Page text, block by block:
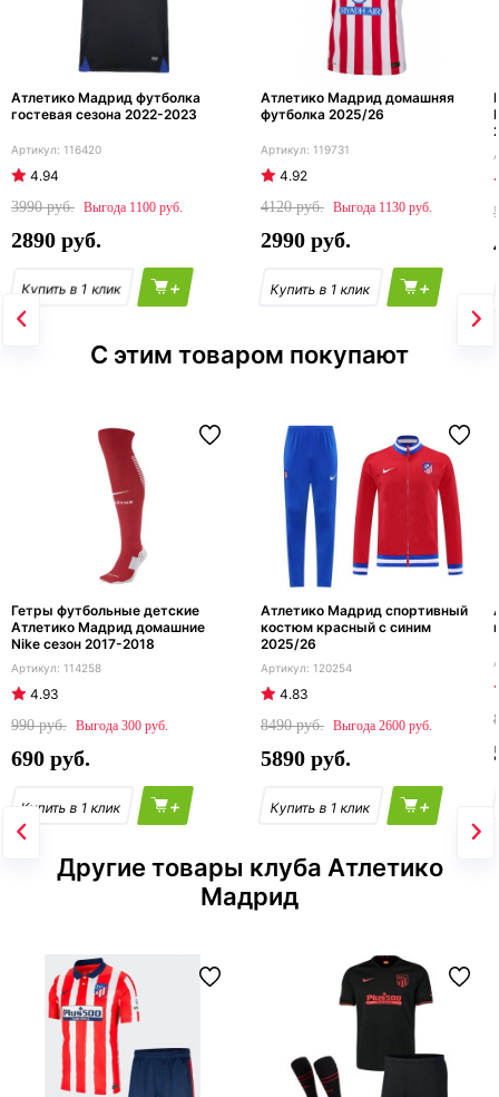
Атлетико Мадрид футболка
гостевая сезона 2022-2023
116420
4.94
3990
1100
2890
+
Атлетико Мадрид домашняя
футболка 2025/26
119731
4.92
4120
1130
2990
+
С этим товаром покупают
Гетры футбольные детские
Атлетико Мадрид домашние
Nike сезон 2017-2018
114258
4.93
990
300
690
+
Атлетико Мадрид спортивный
костюм красный с синим
2025/26
120254
4.83
8490
2600
5890
+
Другие товары клуба Атлетико
Мадрид